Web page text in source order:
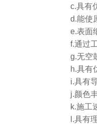
c.具有
d.能使
e.表面
f.通过
g.无空
h.具有
i.具有
j.颜色
k.施工
l.具有